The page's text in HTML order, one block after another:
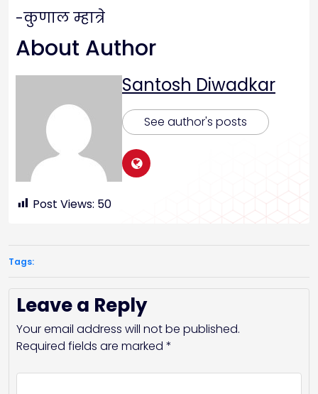
-कुणाल म्हात्रे
About Author
Santosh Diwadkar
See author's posts
Post Views: 50
Tags:
Leave a Reply
Your email address will not be published.
Required fields are marked *